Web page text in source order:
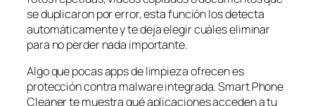
se duplicaron por error, esta función los detecta
automáticamente y te deja elegir cuáles eliminar
para no perder nada importante.
Algo que pocas apps de limpieza ofrecen es
protección contra malware integrada. Smart Phone
Cleaner te muestra qué aplicaciones acceden a tu